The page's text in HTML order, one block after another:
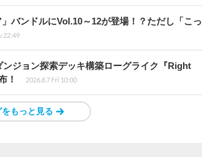
バンドルにVol.10～12が登場！？ただし「こっ
22:49
ジョン探索デッキ構築ローグライク『Right
！
2026.8.7 Fri 10:00
もっと見る